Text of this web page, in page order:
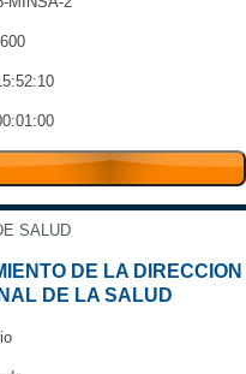
SALUD
DE LA DIRECCION
DE LA SALUD